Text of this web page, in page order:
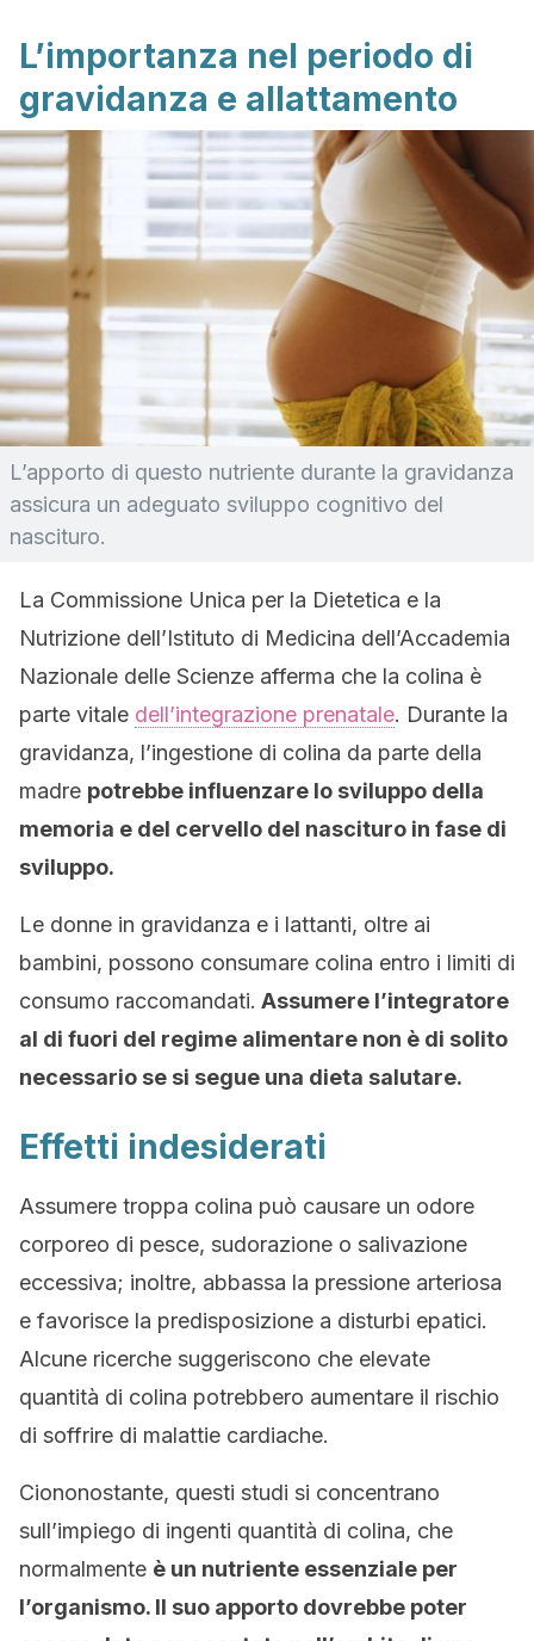
L’importanza nel periodo di
gravidanza e allattamento
L’apporto di questo nutriente durante la gravidanza
assicura un adeguato sviluppo cognitivo del
nascituro.
La Commissione Unica per la Dietetica e la
Nutrizione dell’Istituto di Medicina dell’Accademia
Nazionale delle Scienze afferma che la colina è
parte vitale dell’integrazione prenatale. Durante la
gravidanza, l’ingestione di colina da parte della
madre potrebbe influenzare lo sviluppo della
memoria e del cervello del nascituro in fase di
sviluppo.
Le donne in gravidanza e i lattanti, oltre ai
bambini, possono consumare colina entro i limiti di
consumo raccomandati. Assumere l’integratore
al di fuori del regime alimentare non è di solito
necessario se si segue una dieta salutare.
Effetti indesiderati
Assumere troppa colina può causare un odore
corporeo di pesce, sudorazione o salivazione
eccessiva; inoltre, abbassa la pressione arteriosa
e favorisce la predisposizione a disturbi epatici.
Alcune ricerche suggeriscono che elevate
quantità di colina potrebbero aumentare il rischio
di soffrire di malattie cardiache.
Ciononostante, questi studi si concentrano
sull’impiego di ingenti quantità di colina, che
normalmente è un nutriente essenziale per
l’organismo. Il suo apporto dovrebbe poter